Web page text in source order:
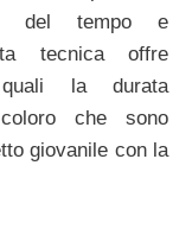
del tempo e
tecnica offre
la durata
che sono
giovanile con la